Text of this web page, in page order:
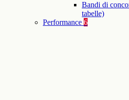
Bandi di
tabelle)
Performance 6